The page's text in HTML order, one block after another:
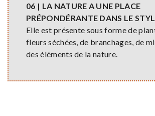
06 | LA NATURE A UNE PLACE
PRÉPONDÉRANTE DANS LE
Elle est présente sous forme de
fleurs séchées, de branchages, de
des éléments de la nature.